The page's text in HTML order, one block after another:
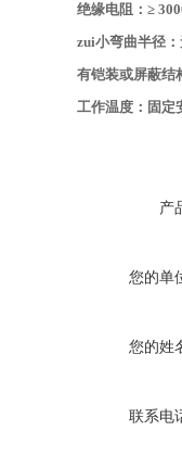
绝缘电阻：≥
zui小弯曲半径
有铠装或屏蔽结
工作温度：固定
产
您的单
您的姓
联系电